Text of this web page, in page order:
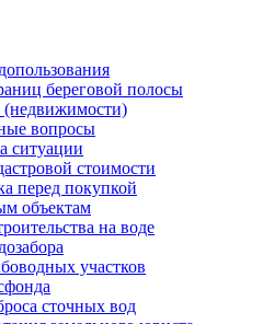
береговой полосы
вопросы
ситуации
стоимости
перед покупкой
объектам
на воде
участков
сточных вод